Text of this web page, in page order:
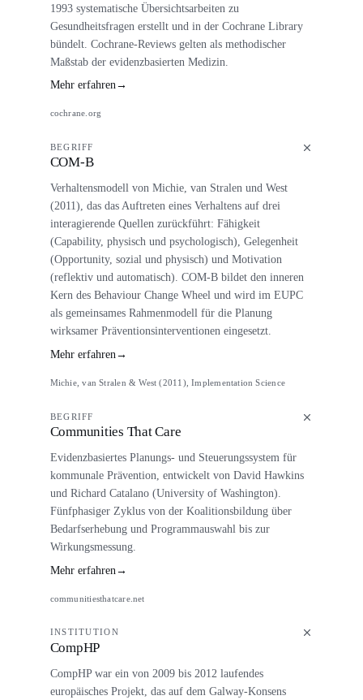
1993 systematische Übersichtsarbeiten zu
Gesundheitsfragen erstellt und in der Cochrane Library
bündelt. Cochrane-Reviews gelten als methodischer
Maßstab der evidenzbasierten Medizin.
Mehr erfahren→
cochrane.org
BEGRIFF
COM-B
Verhaltensmodell von Michie, van Stralen und West
(2011), das das Auftreten eines Verhaltens auf drei
interagierende Quellen zurückführt: Fähigkeit
(Capability, physisch und psychologisch), Gelegenheit
(Opportunity, sozial und physisch) und Motivation
(reflektiv und automatisch). COM-B bildet den inneren
Kern des Behaviour Change Wheel und wird im EUPC
als gemeinsames Rahmenmodell für die Planung
wirksamer Präventionsinterventionen eingesetzt.
Mehr erfahren →
Michie, van Stralen & West (2011), Implementation Science
BEGRIFF
Communities That Care
Evidenzbasiertes Planungs- und Steuerungssystem für
kommunale Prävention, entwickelt von David Hawkins
und Richard Catalano (University of Washington).
Fünfphasiger Zyklus von der Koalitionsbildung über
Bedarfserhebung und Programmauswahl bis zur
Wirkungsmessung.
Mehr erfahren →
communitiesthatcare.net
INSTITUTION
CompHP
CompHP war ein von 2009 bis 2012 laufendes
europäisches Projekt, das auf dem Galway-Konsens